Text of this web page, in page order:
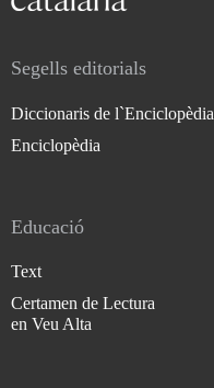
Segells editorials
Diccionaris de l`Enciclopèdia
Enciclopèdia
Educació
Text
Certamen de Lectura
en Veu Alta